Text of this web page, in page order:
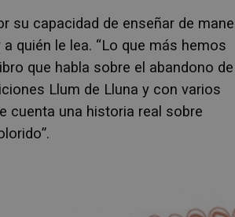
su capacidad de enseñar de
quién le lea. “Lo que más hemos
que habla sobre el abandono de
Llum de Lluna y con varios
cuenta una historia real sobre